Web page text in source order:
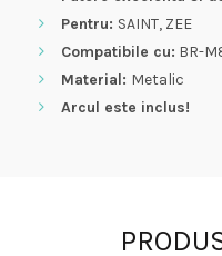
Pentru: SAINT, ZEE
Compatibile cu: BR-
Material: Metalic
Arcul este inclus!